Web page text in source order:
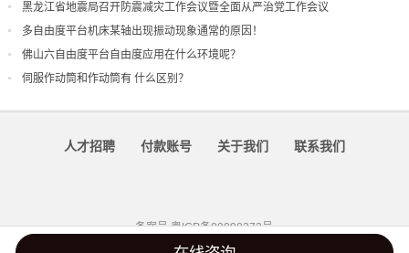
黑龙江省地震局召开防震减灾工作会议暨全面从严治党工作会议
多自由度平台机床某轴出现振动现象通常的原因！
佛山六自由度平台自由度应用在什么环境呢？
伺服作动筒和作动筒有 什么区别？
人才招聘 付款账号 关于我们 联系我们
备案号粤ICP备09098372号